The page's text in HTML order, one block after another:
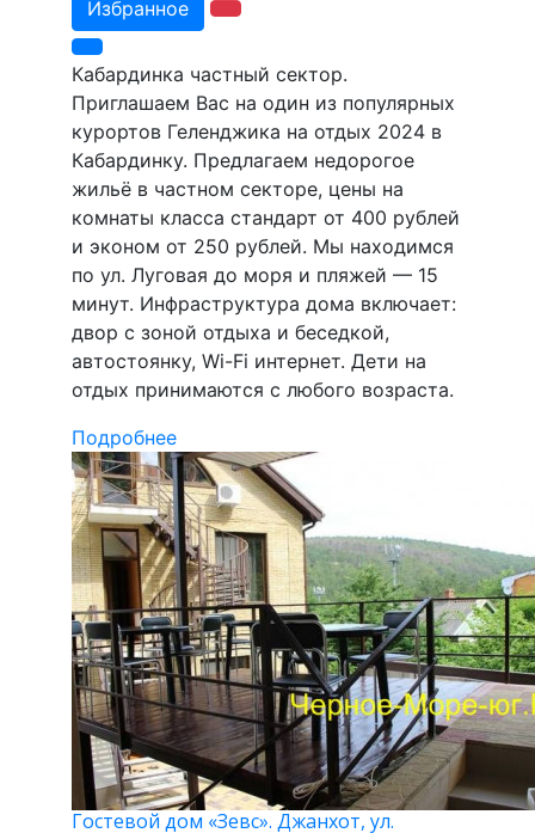
Избранное
Кабардинка частный сектор.
Приглашаем Вас на один из популярных
курортов Геленджика на отдых 2024 в
Кабардинку. Предлагаем недорогое
жильё в частном секторе, цены на
комнаты класса стандарт от 400 рублей
и эконом от 250 рублей. Мы находимся
по ул. Луговая до моря и пляжей — 15
минут. Инфраструктура дома включает:
двор с зоной отдыха и беседкой,
автостоянку, Wi-Fi интернет. Дети на
отдых принимаются с любого возраста.
Подробнее
Гостевой дом «Зевс». Джанхот, ул.